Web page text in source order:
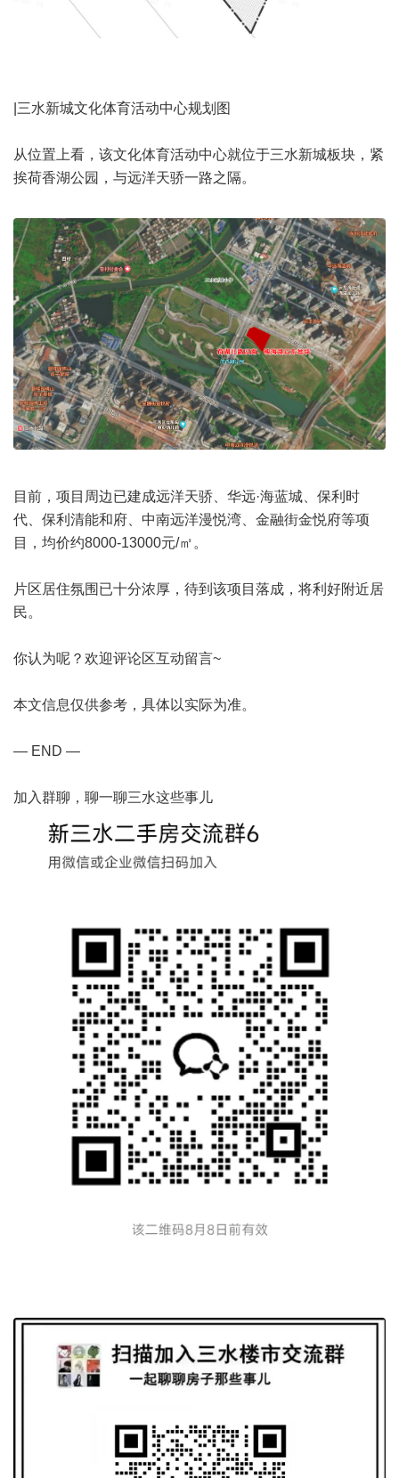
|三水新城文化体育活动中心规划图
从位置上看，该文化体育活动中心就位于三水新城板块，紧
挨荷香湖公园，与远洋天骄一路之隔。
目前，项目周边已建成远洋天骄、华远·海蓝城、保利时
代、保利清能和府、中南远洋漫悦湾、金融街金悦府等项
目，均价约8000-13000元/㎡。
片区居住氛围已十分浓厚，待到该项目落成，将利好附近居
民。
你认为呢？欢迎评论区互动留言~
本文信息仅供参考，具体以实际为准。
— END —
加入群聊，聊一聊三水这些事儿